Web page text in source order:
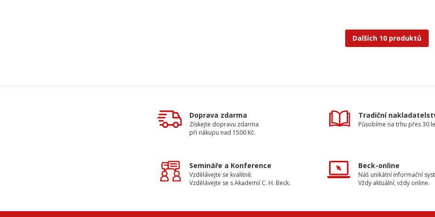
Dalších 10 produktů
Doprava zdarma
Získejte dopravu zdarma
při nákupu nad 1500 Kč.
Tradiční
Působíme na trhu přes 30
Semináře a Konference
Vzdělávejte se kvalitně.
Vzdělávejte se s Akademií C. H. Beck.
Beck-online
Náš unikátní informační
Vždy aktuální, vždy online.